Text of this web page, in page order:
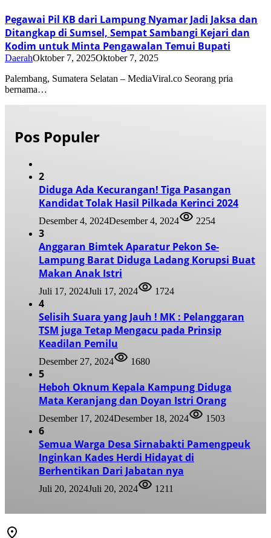
Pegawai Pil KB dari Lampung Nyamar Jadi Jaksa dan
Ditangkap di Sumsel, Sempat Sambangi Kejari dan
Kodim untuk Minta Pengawalan Temui Bupati
DaerahOktober 7, 2025Oktober 7, 2025
Palembang, Sumatera Selatan – MediaViral.co Seorang pria
bernama…
Pos Populer
2
Diduga Ada Kecurangan! Tiga Pasangan
Kandidat Tolak Hasil Pilkada Kerinci 2024
Desember 4, 2024Desember 4, 2024 2254
3
Anggaran Bimtek Aparatur Pekon Se-
Lampung Barat Diduga Ladang Korupsi Buat
Makan Anak Istri
Juli 17, 2024Juli 17, 2024 1724
4
Selisih Suara yang Jauh ! MK : Pelanggaran
TSM juga Tetap Mengacu pada Prinsip
Keadilan Pemilu
Desember 27, 2024 1680
5
Heboh Oknum Kepala Kampung Diduga
Mata Keranjang dan Doyan Istri Orang
Desember 17, 2024Desember 18, 2024 1503
6
Semua Warga Desa Sirnabakti Pamengpeuk
Inginkan Kades Herdi Hidayat di
Berhentikan Dari Jabatan nya
Juli 20, 2024Juli 20, 2024 1211